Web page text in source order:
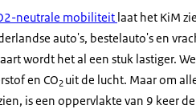
neutrale mobiliteit laat het KiM
auto's, bestelauto's en
wordt het al een stuk lastiger.
en CO2 uit de lucht. Maar om
is een oppervlakte van 9 keer